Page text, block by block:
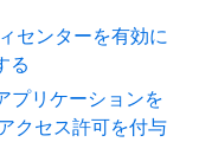
センターを有効に
る
プリケーションを
クセス許可を付与